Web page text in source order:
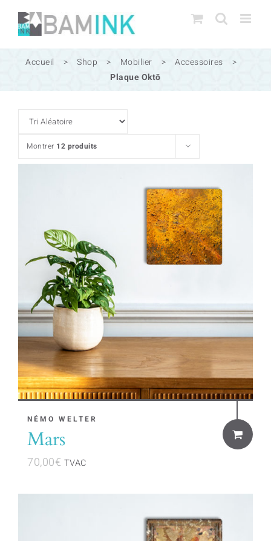
Passer
contenu
Accueil > Shop > Mobilier > Accessoires
>
Plaque Oktō
Montrer 12 produits
NÉMO WELTER
Mars
70,00€ TVAC